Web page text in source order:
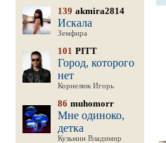
139 akmira2814
Искала
Земфира
101 PITT
Город, которого
нет
Корнелюк Игорь
86 muhomorr
Мне одиноко,
детка
Кузьмин Владимир